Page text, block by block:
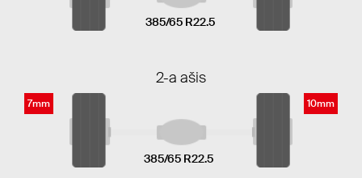
385/65 R22.5
2-a ašis
7mm
385/65 R22.5
10mm